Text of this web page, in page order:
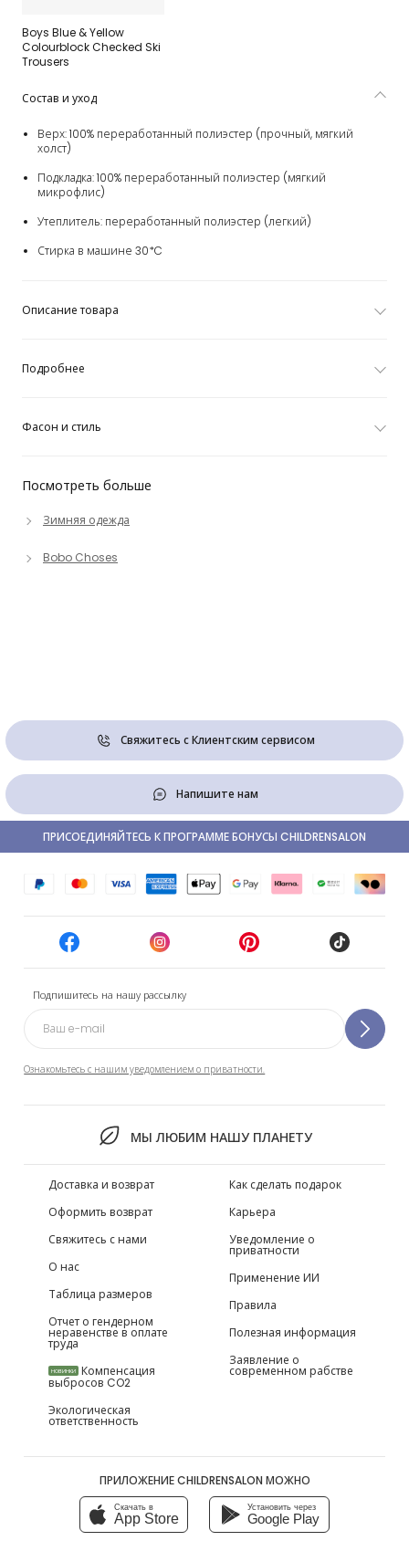
Boys Blue & Yellow
Colourblock Checked Ski
Trousers
Посмотреть больше
Зимняя одежда
Bobo Choses
Состав и уход
Верх: 100% переработанный полиэстер (прочный, мягкий
холст)
Подкладка: 100% переработанный полиэстер (мягкий
микрофлис)
Утеплитель: переработанный полиэстер (легкий)
Стирка в машине 30*C
Описание товара
Подробнее
Фасон и стиль
Свяжитесь с Клиентским сервисом
Напишите нам
Подпишитесь на нашу рассылку
Ознакомьтесь с нашим уведомлением о приватности.
МЫ ЛЮБИМ НАШУ ПЛАНЕТУ
ПРИСОЕДИНЯЙТЕСЬ К ПРОГРАММЕ БОНУСЫ CHILDRENSALON
Доставка и возврат
Оформить возврат
Свяжитесь с нами
О нас
Таблица размеров
Отчет о гендерном
неравенстве в оплате
труда
НОВИНКИ Компенсация
выбросов CO2
Экологическая
ответственность
Как сделать подарок
Карьера
Уведомление о
приватности
Применение ИИ
Правила
Полезная информация
Заявление о
современном рабстве
ПРИЛОЖЕНИЕ CHILDRENSALON МОЖНО
Скачать в
App Store
Установить через
Google Play